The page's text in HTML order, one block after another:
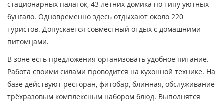
стационарных палаток, 43 летних домика по типу уютных
бунгало. Одновременно здесь отдыхают около 220
туристов. Допускается совместный отдых с домашними
питомцами.
В зоне есть предложения организовать удобное питание.
Работа своими силами проводится на кухонной технике. На
базе действуют ресторан, фитобар, блинная, обслуживание
трёхразовым комплексным набором блюд. Выполнятся